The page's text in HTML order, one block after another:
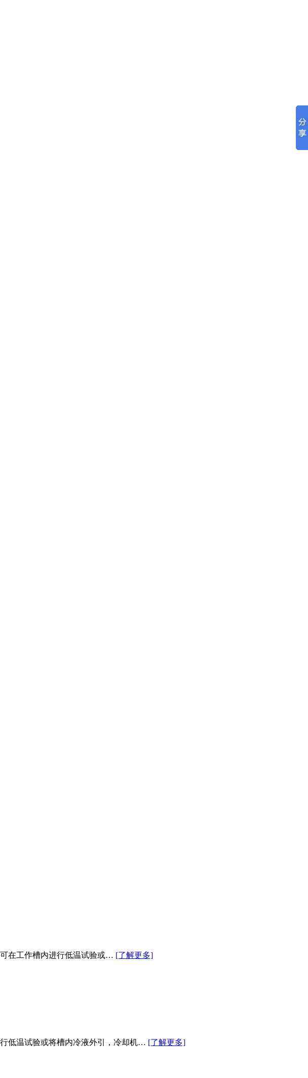
在工作槽内进行低温试验或… [了解更多]
低温试验或将槽内冷液外引，冷却机… [了解更多]